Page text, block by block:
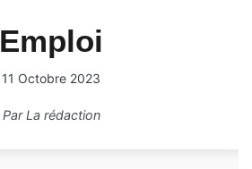
Emploi
11 Octobre 2023
ParLa rédaction